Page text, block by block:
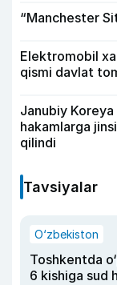
“Manchester
Elektromobil
qismi davlat
Janubiy
hakamlarga
qilindi
Tavsiyalar
O‘zbekiston
Toshkentda
6 kishiga sud